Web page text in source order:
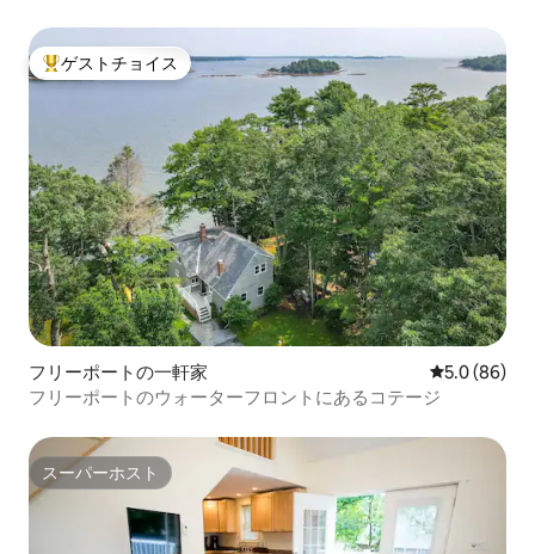
大好評のゲストチョイスです。
ゲストチョイス
フリーポートの一軒家 レビュー86
5.0 (86)
フリーポートのウォーターフロントにあるコテージ
スーパーホスト
スーパーホスト